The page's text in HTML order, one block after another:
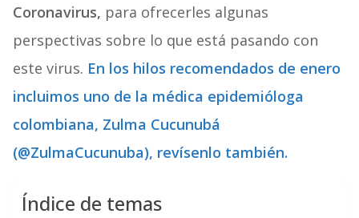
Coronavirus, para ofrecerles algunas
perspectivas sobre lo que está pasando con
este virus. En los hilos recomendados de enero
incluimos uno de la médica epidemióloga
colombiana, Zulma Cucunubá
(@ZulmaCucunuba), revísenlo también.
Índice de temas